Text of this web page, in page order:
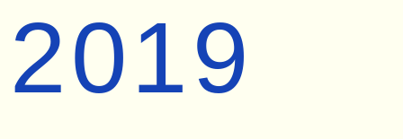
2019